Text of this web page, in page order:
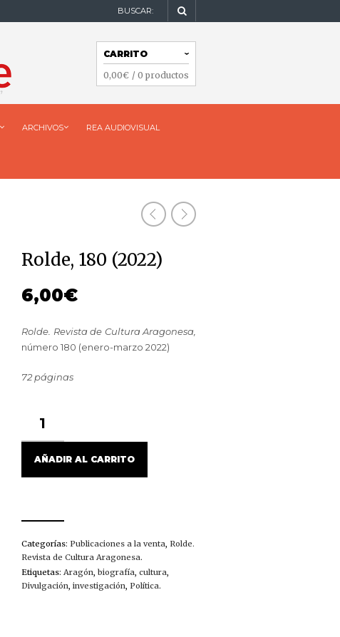
BUSCAR:
NAVEGACIÓN
CARRITO
0,00€ / 0 productos
ARCHIVOS REA AUDIOVISUAL
Rolde, 180 (2022)
6,00€
Rolde. Revista de Cultura Aragonesa,
número 180 (enero-marzo 2022)
72 páginas
(2022)
CANTIDAD
AÑADIR AL CARRITO
Categorías: Publicaciones a la venta, Rolde.
Revista de Cultura Aragonesa.
Etiquetas: Aragón, biografía, cultura,
Divulgación, investigación, Política.